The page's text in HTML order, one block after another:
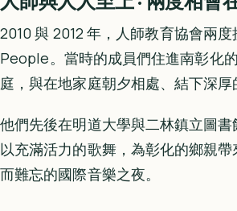
2010 與 2012 年，人師教育協會兩
People。當時的成員們住進南彰化
庭，與在地家庭朝夕相處、結下深厚
他們先後在明道大學與二林鎮立圖書
以充滿活力的歌舞，為彰化的鄉親
而難忘的國際音樂之夜。